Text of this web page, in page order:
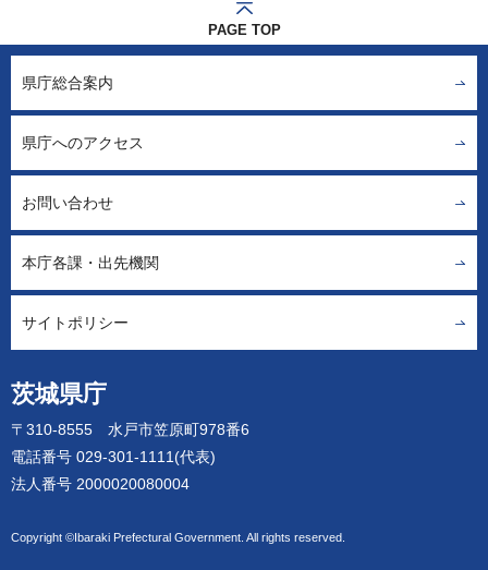
PAGE TOP
茨城県庁
〒310-8555 水戸市笠原町978番6
電話番号 029-301-1111(代表)
法人番号 2000020080004
Copyright ©Ibaraki Prefectural Government. All rights reserved.
県庁総合案内
県庁へのアクセス
お問い合わせ
本庁各課・出先機関
サイトポリシー